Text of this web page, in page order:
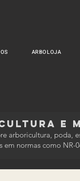
ARBOLOJA
E
arboricultura, poda,
normas como NR-